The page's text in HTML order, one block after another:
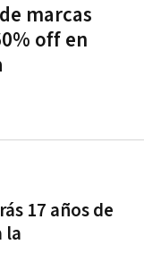
marcas
off en
17 años de
la